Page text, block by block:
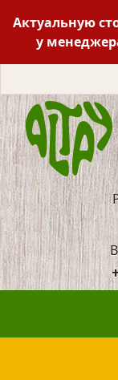
Актуальную
у